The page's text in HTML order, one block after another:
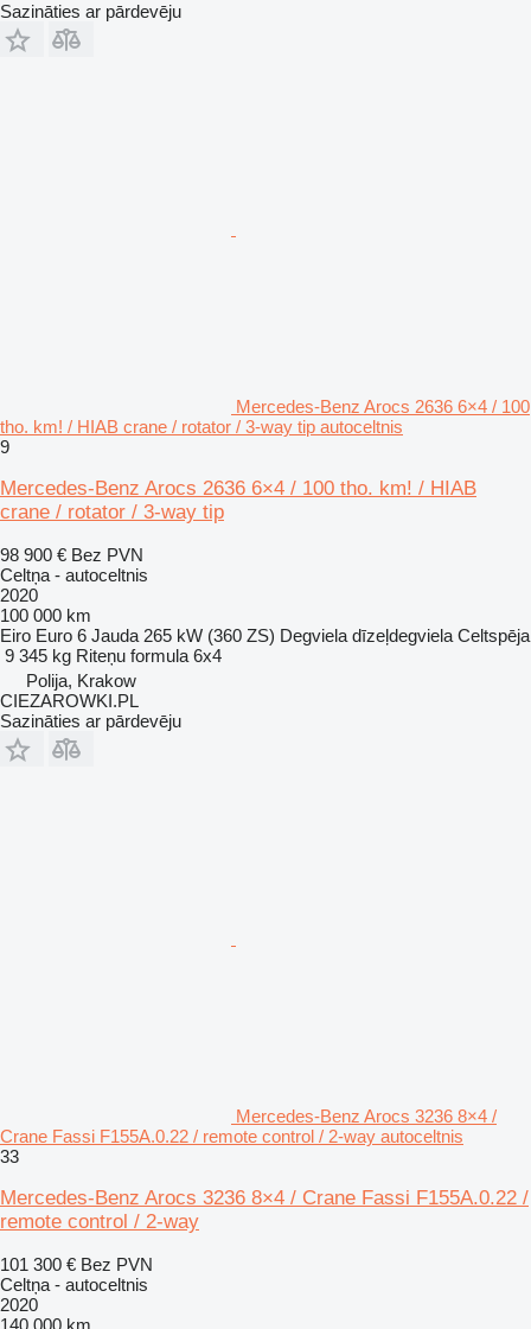
Sazināties ar pārdevēju
Mercedes-Benz Arocs 2636 6×4 / 100
tho. km! / HIAB crane / rotator / 3-way tip autoceltnis
9
Mercedes-Benz Arocs 2636 6×4 / 100 tho. km! / HIAB
crane / rotator / 3-way tip
98 900 € Bez PVN
Celtņa - autoceltnis
2020
100 000 km
Eiro Euro 6 Jauda 265 kW (360 ZS) Degviela dīzeļdegviela Celtspēja
9 345 kg Riteņu formula 6x4
Polija, Krakow
CIEZAROWKI.PL
Sazināties ar pārdevēju
Mercedes-Benz Arocs 3236 8×4 /
Crane Fassi F155A.0.22 / remote control / 2-way autoceltnis
33
Mercedes-Benz Arocs 3236 8×4 / Crane Fassi F155A.0.22 /
remote control / 2-way
101 300 € Bez PVN
Celtņa - autoceltnis
2020
140 000 km